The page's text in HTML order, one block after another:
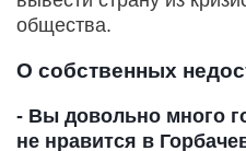
общества.
О собственных
- Вы довольно много
не нравится в